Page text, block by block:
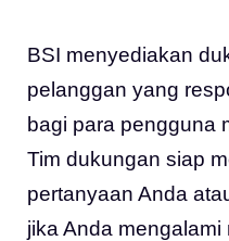
BSI menyediakan
pelanggan yang
bagi para pengguna
Tim dukungan siap
pertanyaan Anda
jika Anda